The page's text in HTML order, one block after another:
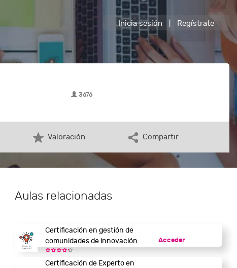
Inicia sesión Regístrate
3676
Valoración Compartir
Aulas relacionadas
Certificación en gestión de
comunidades de innovación
Acceder
Certificación de Experto en